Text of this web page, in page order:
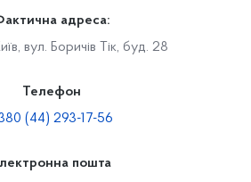
адреса:
вул. Боричів Тік, буд. 28
Телефон
(44) 293-17-56
пошта